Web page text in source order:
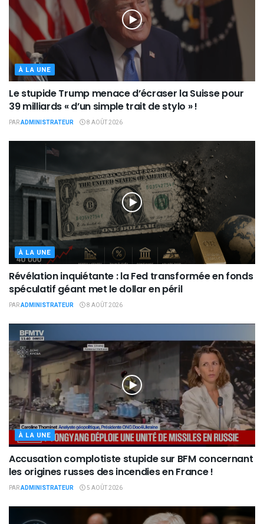
À LA UNE
Le stupide Trump menace d’écraser la Suisse pour
39 milliards « d’un simple trait de stylo » !
PARADMINISTRATEUR 8 AOÛT 2026
À LA UNE
Révélation inquiétante : la Fed transformée en fonds
spéculatif géant met le dollar en péril
PARADMINISTRATEUR 8 AOÛT 2026
À LA UNE
Accusation complotiste stupide sur BFM concernant
les origines russes des incendies en France !
PARADMINISTRATEUR 5 AOÛT 2026